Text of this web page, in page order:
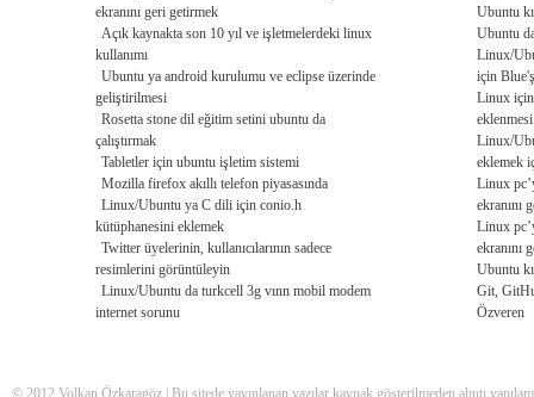
ekranını geri getirmek
Açık kaynakta son 10 yıl ve işletmelerdeki linux
kullanımı
Ubuntu ya android kurulumu ve eclipse üzerinde
geliştirilmesi
Rosetta stone dil eğitim setini ubuntu da
çalıştırmak
Tabletler için ubuntu işletim sistemi
Mozilla firefox akıllı telefon piyasasında
Linux/Ubuntu ya C dili için conio.h
kütüphanesini eklemek
Twitter üyelerinin, kullanıcılarının sadece
resimlerini görüntüleyin
Linux/Ubuntu da turkcell 3g vınn mobil modem
internet sorunu
Ubuntu
Ubuntu
Linux/
için Blue'ş
Linux için
eklenmesi
Linux/
eklemek
Linux
ekranını
Linux
ekranını
Ubuntu
Git,
Özveren
© 2012 Volkan Özkaragöz | Bu sitede yayınlanan yazılar kaynak gösterilmeden alıntı